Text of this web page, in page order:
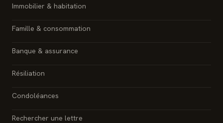
Immobilier & habitation
Famille & consommation
Banque & assurance
Résiliation
Condoléances
Rechercher une lettre